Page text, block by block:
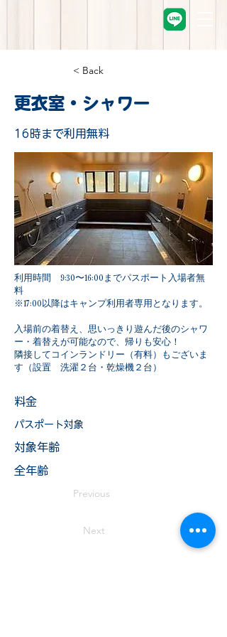
< Back
更衣室・シャワー
16時まで利用無料
利用時間 9:30〜16:00までパスポート入場者無
料
※17:00以降はキャンプ利用者専用となります。
入場前の着替え、思いっきり遊んだ後のシャワ
ー・着替えが可能なので、帰りも安心！
隣接してコインランドリー（有料）もございま
す（設置 洗濯２台・乾燥機２台）
料金
パスポート対象
​対象年齢
全年齢
Previous
Next